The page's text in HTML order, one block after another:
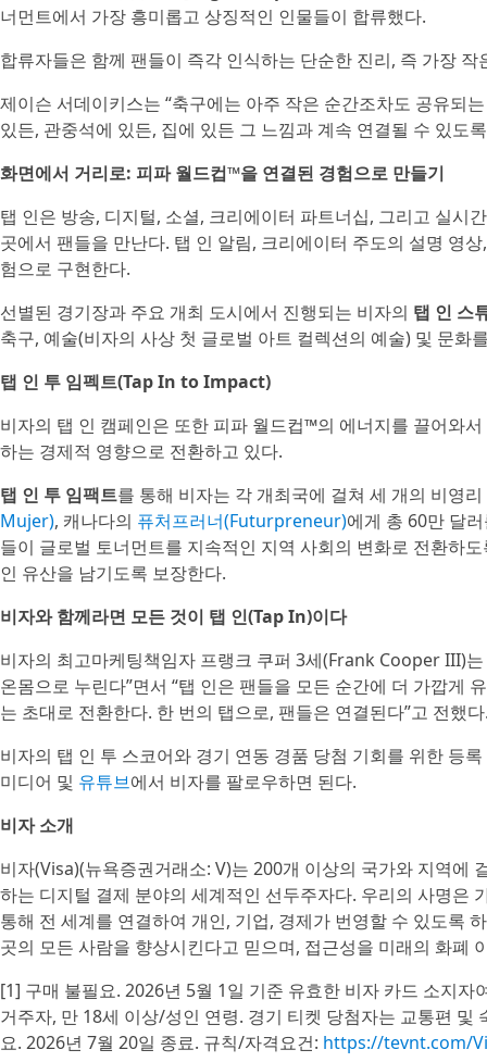
너먼트에서 가장 흥미롭고 상징적인 인물들이 합류했다.
합류자들은 함께 팬들이 즉각 인식하는 단순한 진리, 즉 가장
제이슨 서데이키스는 “축구에는 아주 작은 순간조차도 공유되
있든, 관중석에 있든, 집에 있든 그 느낌과 계속 연결될 수 있도
화면에서 거리로: 피파 월드컵™을 연결된 경험으로 만들기
탭 인은 방송, 디지털, 소셜, 크리에이터 파트너십, 그리고 실시
곳에서 팬들을 만난다. 탭 인 알림, 크리에이터 주도의 설명 영
험으로 구현한다.
선별된 경기장과 주요 개최 도시에서 진행되는 비자의 탭 인 스
축구, 예술(비자의 사상 첫 글로벌 아트 컬렉션의 예술) 및 문
탭 인 투 임펙트(Tap In to Impact)
비자의 탭 인 캠페인은 또한 피파 월드컵™의 에너지를 끌어와
하는 경제적 영향으로 전환하고 있다.
탭 인 투 임팩트를 통해 비자는 각 개최국에 걸쳐 세 개의 비영
Mujer), 캐나다의 퓨처프러너(Futurpreneur)에게 총 60만 달
들이 글로벌 토너먼트를 지속적인 지역 사회의 변화로 전환하
인 유산을 남기도록 보장한다.
비자와 함께라면 모든 것이 탭 인(Tap In)이다
비자의 최고마케팅책임자 프랭크 쿠퍼 3세(Frank Cooper III)
온몸으로 누린다”면서 “탭 인은 팬들을 모든 순간에 더 가깝게
는 초대로 전환한다. 한 번의 탭으로, 팬들은 연결된다”고 전했
비자의 탭 인 투 스코어와 경기 연동 경품 당첨 기회를 위한 등
미디어 및 유튜브에서 비자를 팔로우하면 된다.
비자 소개
비자(Visa)(뉴욕증권거래소: V)는 200개 이상의 국가와 지역에
하는 디지털 결제 분야의 세계적인 선두주자다. 우리의 사명은
통해 전 세계를 연결하여 개인, 기업, 경제가 번영할 수 있도록
곳의 모든 사람을 향상시킨다고 믿으며, 접근성을 미래의 화폐
[1] 구매 불필요. 2026년 5월 1일 기준 유효한 비자 카드 소지
거주자, 만 18세 이상/성인 연령. 경기 티켓 당첨자는 교통편
요. 2026년 7월 20일 종료. 규칙/자격요건: https://tevnt.com/